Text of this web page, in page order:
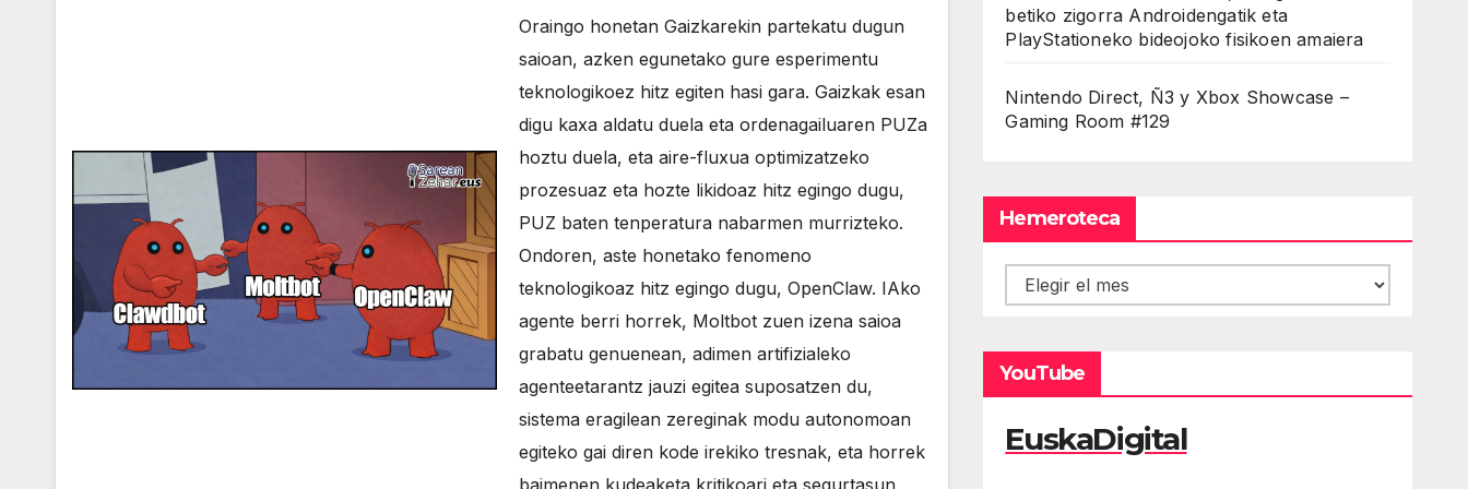
Oraingo honetan Gaizkarekin partekatu dugun
saioan, azken egunetako gure esperimentu
teknologikoez hitz egiten hasi gara. Gaizkak esan
digu kaxa aldatu duela eta ordenagailuaren PUZa
hoztu duela, eta aire-fluxua optimizatzeko
prozesuaz eta hozte likidoaz hitz egingo dugu,
PUZ baten tenperatura nabarmen murrizteko.
Ondoren, aste honetako fenomeno
teknologikoaz hitz egingo dugu, OpenClaw. IAko
agente berri horrek, Moltbot zuen izena saioa
grabatu genuenean, adimen artifizialeko
agenteetarantz jauzi egitea suposatzen du,
sistema eragilean zereginak modu autonomoan
egiteko gai diren kode irekiko tresnak, eta horrek
baimenen kudeaketa kritikoari eta segurtasun
betiko zigorra Androidengatik eta
PlayStationeko bideojoko fisikoen amaiera
Nintendo Direct, Ñ3 y Xbox Showcase –
Gaming Room #129
Hemeroteca
Hemeroteca
YouTube
EuskaDigital